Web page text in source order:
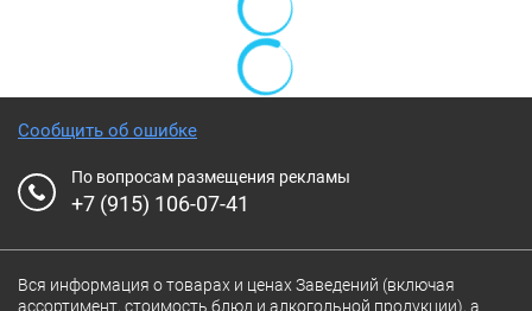
Сообщить об ошибке
По вопросам размещения рекламы
+7 (915) 106-07-41
Вся информация о товарах и ценах Заведений (включая
ассортимент, стоимость блюд и алкогольной продукции), а